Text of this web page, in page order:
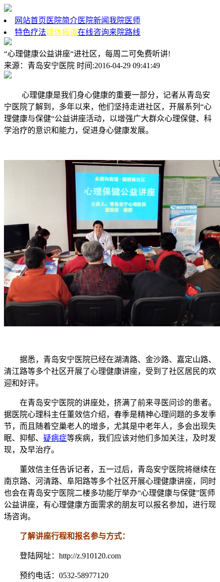
网站首页 医院简介医院新闻我院医师
特色疗法媒体报道在线咨询来院路线
“心理健康公益讲座“进社区，每周二可免费听讲!
来源：青岛安宁医院 时间:2016-04-29 09:41:49
心理健康是我们身心健康的重要一部分，记者从青岛安
宁医院了解到，多年以来，他们坚持走进社区，开展系列“心
理健康与保健“公益讲座活动，以增强广大群众心理保健、科
学治疗的意识和能力，促进身心健康发展。
据悉，青岛安宁医院已经在湖清路、金沙路、嘉定山路、
清江路等多个社区开展了心理健康讲座，受到了社区居民的欢
迎和好评。
在青岛安宁医院的讲座处，挤满了前来寻医问诊的患者。
据医院心理科主任董效信介绍，春季是精神心理问题的多发季
节，而且随着空巢老人的增多，尤其是中老年人，多会出现失
眠、抑郁、 疑病症等疾病，我们应该对他们多加关注，及时发
现，及早治疗。
董效信主任告诉记者，五一过后，青岛安宁医院将继续在
南京路、河清路、阜阳路等多个社区开展心理健康讲座，同时
也会在青岛安宁医院二楼多功能厅举办“心理健康与保健”医师
公益讲座，有心理健康方面需求的朋友可以报名参加，进行现
场咨询。
了解讲座行程和报名参与方式：
登陆网址：http://z.910120.com
预约电话：0532-58977120